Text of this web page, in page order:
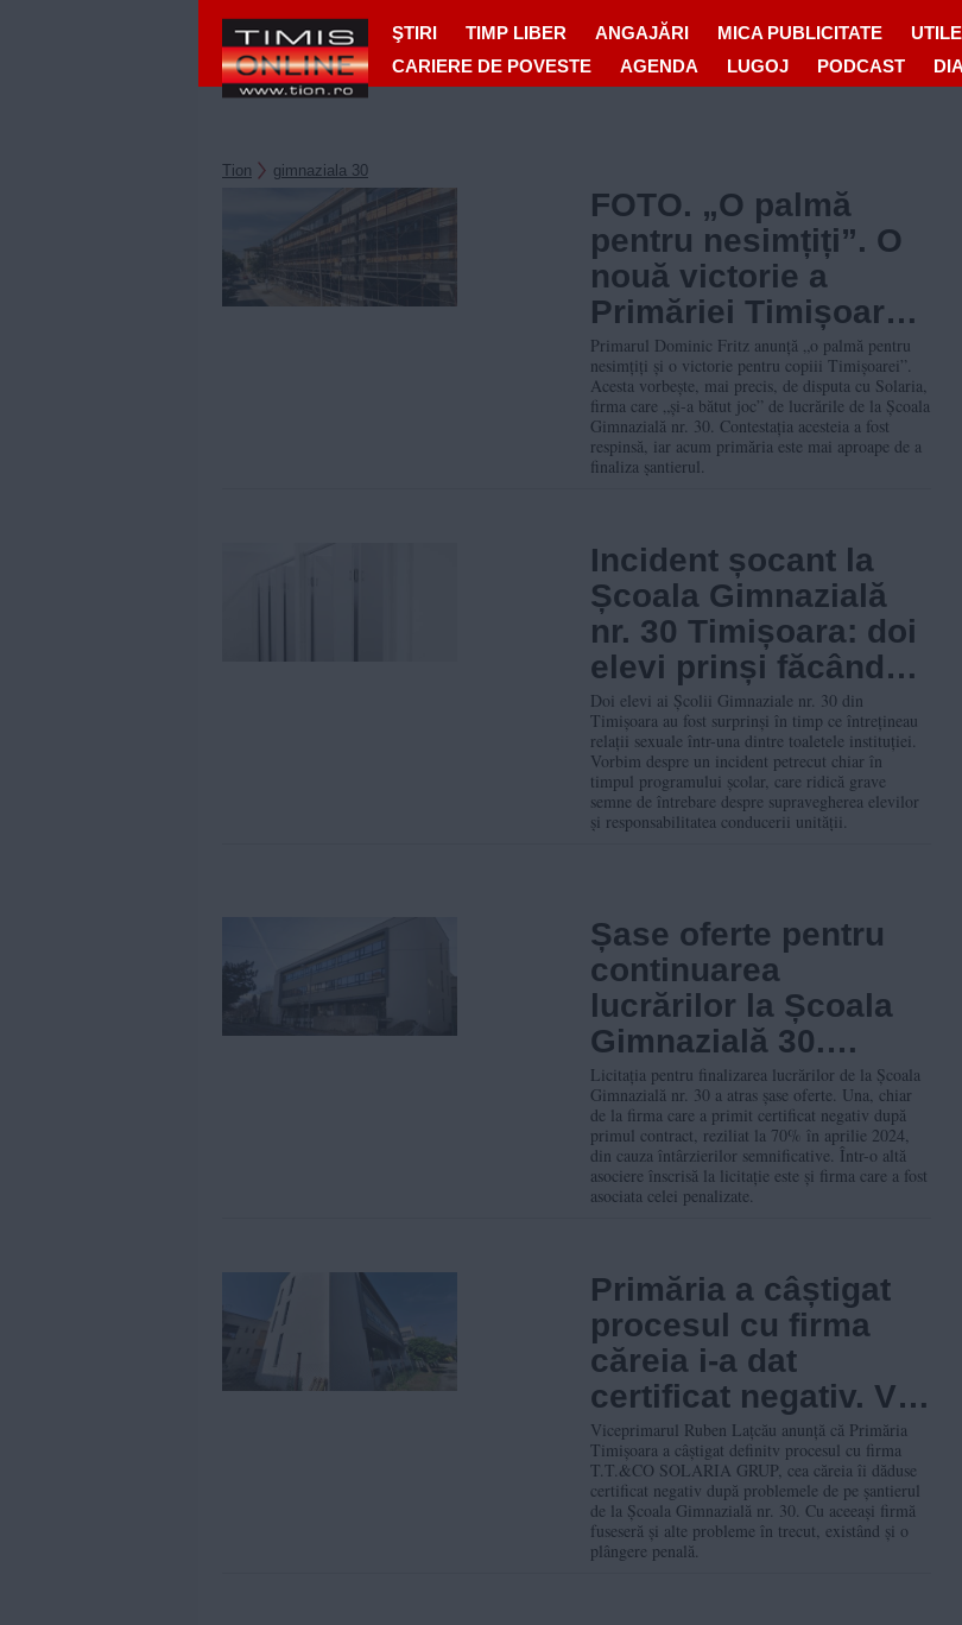
ŞTIRI TIMP LIBER ANGAJĂRI MICA PUBLICITATE UTILE
CARIERE DE POVESTE
AGENDA LUGOJ PODCAST
Tion gimnaziala 30
FOTO. „O palmă
pentru nesimțiți”. O
nouă victorie a
Primăriei Timișoara
împotriva firmei care
a abandonat
șantierul de la
Gimnazială 30
Primarul Dominic Fritz anunță „o palmă pentru
nesimțiți și o victorie pentru copiii Timișoarei”.
Acesta vorbește, mai precis, de disputa cu Solaria,
firma care „și-a bătut joc” de lucrările de la Școala
Gimnazială nr. 30. Contestația acesteia a fost
respinsă, iar acum primăria este mai aproape de a
finaliza șantierul.
Incident șocant la
Școala Gimnazială
nr. 30 Timișoara: doi
elevi prinși făcând
sex în toaletă
Doi elevi ai Școlii Gimnaziale nr. 30 din
Timișoara au fost surprinși în timp ce întrețineau
relații sexuale într-una dintre toaletele instituției.
Vorbim despre un incident petrecut chiar în
timpul programului școlar, care ridică grave
semne de întrebare despre supravegherea elevilor
și responsabilitatea conducerii unității.
Șase oferte pentru
continuarea
lucrărilor la Școala
Gimnazială 30.
Inclusiv de la firma
care a primit
certificat negativ la
primul contract
Licitația pentru finalizarea lucrărilor de la Școala
Gimnazială nr. 30 a atras șase oferte. Una, chiar
de la firma care a primit certificat negativ după
primul contract, reziliat la 70% în aprilie 2024,
din cauza întârzierilor semnificative. Într-o altă
asociere înscrisă la licitație este și firma care a fost
asociata celei penalizate.
Primăria a câștigat
procesul cu firma
căreia i-a dat
certificat negativ. Va
avea interdicție trei
ani la achiziții
publice
Viceprimarul Ruben Lațcău anunță că Primăria
Timișoara a câștigat definitv procesul cu firma
T.T.&CO SOLARIA GRUP, cea căreia îi dăduse
certificat negativ după problemele de pe șantierul
de la Școala Gimnazială nr. 30. Cu aceeași firmă
fuseseră și alte probleme în trecut, existând și o
plângere penală.